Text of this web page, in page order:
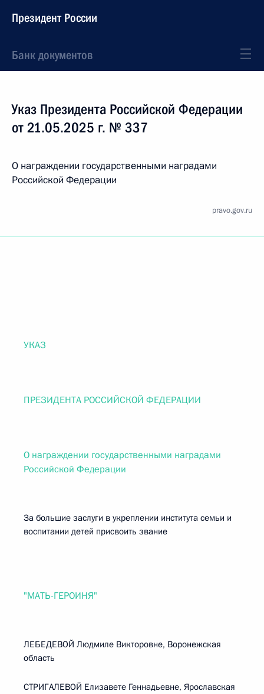
Президент России
Банк документов
Указ Президента Российской Федерации
от 21.05.2025 г. № 337
О награждении государственными наградами
Российской Федерации
pravo.gov.ru
УКАЗ
ПРЕЗИДЕНТА РОССИЙСКОЙ ФЕДЕРАЦИИ
О награждении государственными наградами
Российской Федерации
За большие заслуги в укреплении института семьи и
воспитании детей присвоить звание
"МАТЬ-ГЕРОИНЯ"
ЛЕБЕДЕВОЙ Людмиле Викторовне, Воронежская
область
СТРИГАЛЕВОЙ Елизавете Геннадьевне, Ярославская